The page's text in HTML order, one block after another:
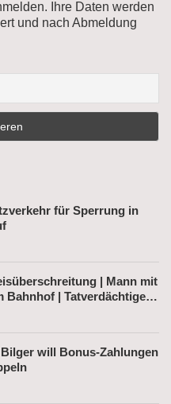
Ihre Daten werden
und nach Abmeldung
für Sperrung in
| Mann mit
Bahnhof | Tatverdächtiger
will Bonus-Zahlungen